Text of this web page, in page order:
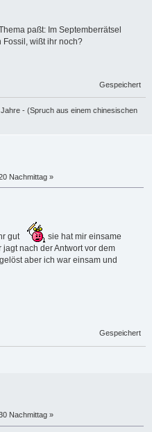
paßt: Im Septemberrätsel
wißt ihr noch?
Gespeichert
- (Spruch aus einem chinesischen
Nachmittag »
gut
sie hat mir einsame
nach der Antwort vor dem
aber ich war einsam und
Gespeichert
Nachmittag »